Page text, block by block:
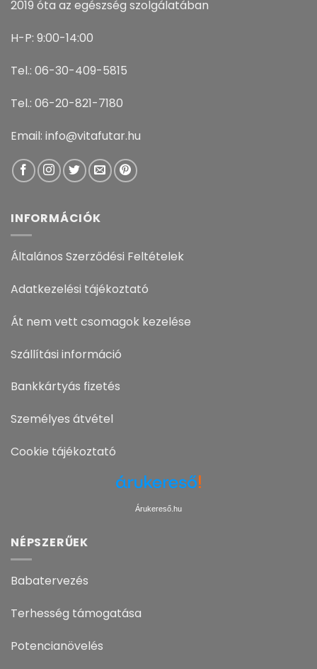
2019 óta az egészség szolgálatában
H-P: 9:00-14:00
Tel.: 06-30-409-5815
Tel.: 06-20-821-7180
Email: info@vitafutar.hu
INFORMÁCIÓK
Általános Szerződési Feltételek
Adatkezelési tájékoztató
Át nem vett csomagok kezelése
Szállítási információ
Bankkártyás fizetés
Személyes átvétel
Cookie tájékoztató
Árukereső.hu
NÉPSZERŰEK
Babatervezés
Terhesség támogatása
Potencianövelés